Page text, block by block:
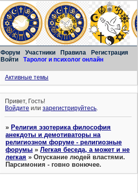
Форум Участники Правила
Регистрация
Войти
Таролог и психолог онлайн
Активные темы
Привет, Гость!
Войдите илизарегистрируйтесь.
»Религия эзотерика философия
анекдоты и демотиваторы на
религиозном форуме - религиозные
форумы »Легкая беседа, а может и не
легкая »Опускание людей властями.
Парсимония - говно вонючее.